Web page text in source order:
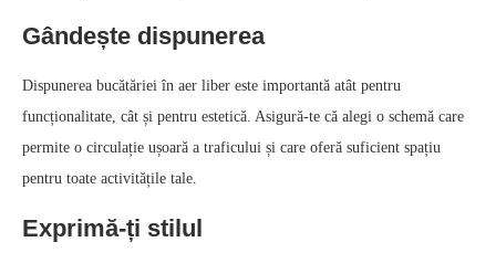
Gândește dispunerea
Dispunerea bucătăriei în aer liber este importantă atât pentru
funcționalitate, cât și pentru estetică. Asigură-te că alegi o schemă care
permite o circulație ușoară a traficului și care oferă suficient spațiu
pentru toate activitățile tale.
Exprimă‑ți stilul